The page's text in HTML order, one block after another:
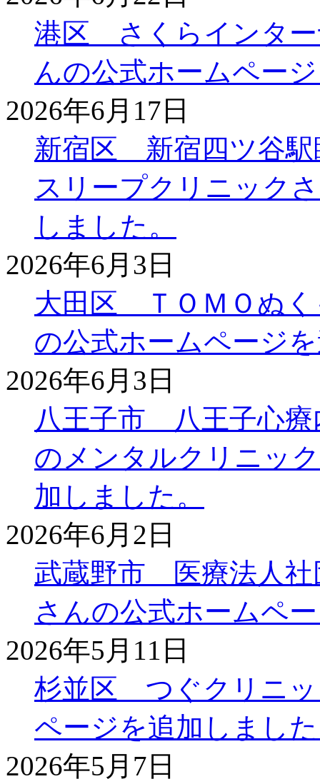
港区 さくらインター
んの公式ホームペー
2026年6月17日
新宿区 新宿四ツ谷駅
スリープクリニック
しました。
2026年6月3日
大田区 ＴＯＭＯぬく
の公式ホームページ
2026年6月3日
八王子市 八王子心療
のメンタルクリニッ
加しました。
2026年6月2日
武蔵野市 医療法人
さんの公式ホームペ
2026年5月11日
杉並区 つぐクリニッ
ページを追加しまし
2026年5月7日